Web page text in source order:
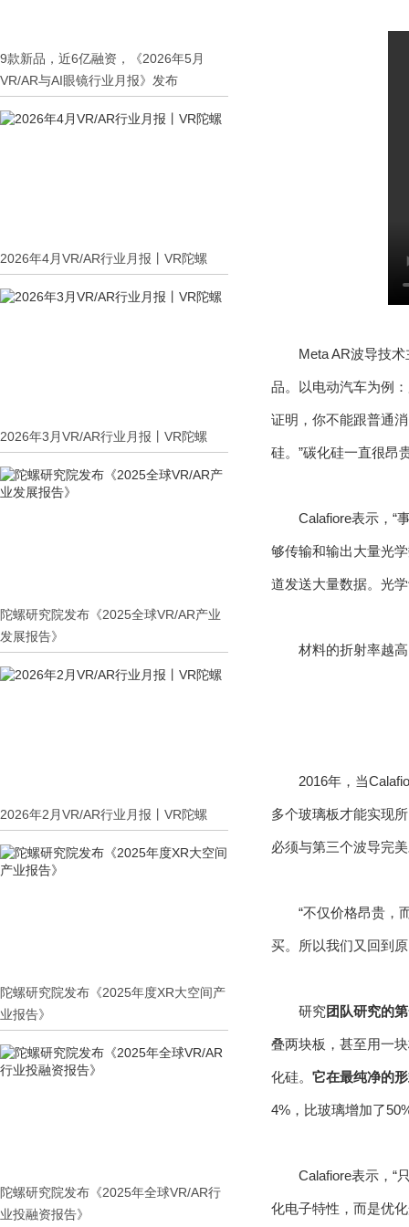
9款新品，近6亿融资，《2026年5月
VR/AR与AI眼镜行业月报》发布
2026年4月VR/AR行业月报丨VR陀螺
2026年3月VR/AR行业月报丨VR陀螺
陀螺研究院发布《2025全球VR/AR产业
发展报告》
2026年2月VR/AR行业月报丨VR陀螺
陀螺研究院发布《2025年度XR大空间产
业报告》
陀螺研究院发布《2025年全球VR/AR行
业投融资报告》
Meta AR波导技
品。以电动汽车为例
证明，你不能跟普通
硅。”碳化硅一直很昂
Calafiore表示，“
够传输和输出大量光
道发送大量数据。光
材料的折射率越
2016年，当
多个玻璃板才能实现
必须与第三个波导完
“不仅价格昂贵，
买。所以我们又回到
研究团队研究的
叠两块板，甚至用一
化硅。 它在最纯净的
4%，比玻璃增加了
Calafiore表示，“
化电子特性，而是优